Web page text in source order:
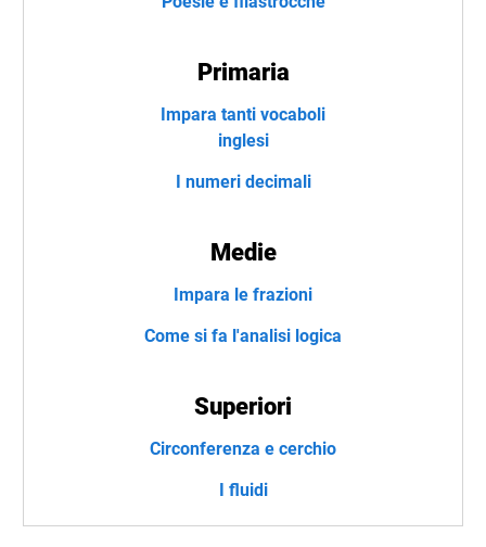
Primaria
Impara tanti vocaboli
inglesi
I numeri decimali
Medie
Impara le frazioni
Come si fa l'analisi logica
Superiori
Circonferenza e cerchio
I fluidi